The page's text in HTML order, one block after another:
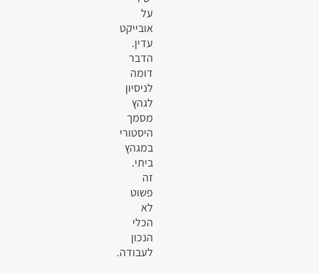
על
אובייקט
עדין.
הדבר
דומה
לניסיון
לגהץ
מסמך
היסטורי
במגהץ
ביתי.
זה
פשוט
לא
הכלי
הנכון
לעבודה.